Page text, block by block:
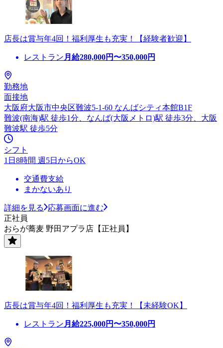
店長は賞与年4回！福利厚生も充実！【経験者歓迎】
レストラン 月給280,000円〜350,000円
勤務地
面接地
大阪府大阪市中央区難波5-1-60 なんばシティ本館B1F
難波(南海)駅 徒歩1分、なんば(大阪メトロ)駅 徒歩3分、大阪
難波駅 徒歩5分
シフト
1日8時間 週5日からOK
交通費支給
まかないあり
詳細を見る
応募画面に進む
正社員
おらが蕎麦 野田アプラ店【正社員】
店長は賞与年4回！福利厚生も充実！【未経験OK】
レストラン 月給225,000円〜350,000円